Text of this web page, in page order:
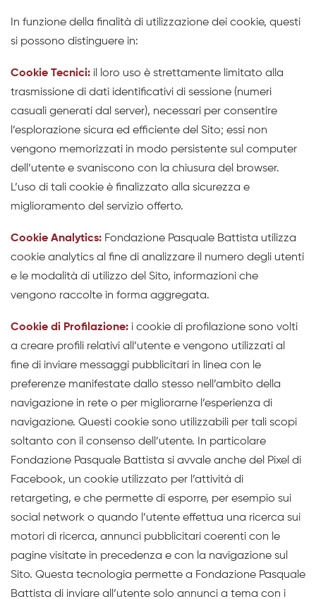
In funzione della finalità di utilizzazione dei cookie, questi
si possono distinguere in:
Cookie Tecnici: il loro uso è strettamente limitato alla
trasmissione di dati identificativi di sessione (numeri
casuali generati dal server), necessari per consentire
l’esplorazione sicura ed efficiente del Sito; essi non
vengono memorizzati in modo persistente sul computer
dell’utente e svaniscono con la chiusura del browser.
L’uso di tali cookie è finalizzato alla sicurezza e
miglioramento del servizio offerto.
Cookie Analytics: Fondazione Pasquale Battista utilizza
cookie analytics al fine di analizzare il numero degli utenti
e le modalità di utilizzo del Sito, informazioni che
vengono raccolte in forma aggregata.
Cookie di Profilazione: i cookie di profilazione sono volti
a creare profili relativi all’utente e vengono utilizzati al
fine di inviare messaggi pubblicitari in linea con le
preferenze manifestate dallo stesso nell’ambito della
navigazione in rete o per migliorarne l’esperienza di
navigazione. Questi cookie sono utilizzabili per tali scopi
soltanto con il consenso dell’utente. In particolare
Fondazione Pasquale Battista si avvale anche del Pixel di
Facebook, un cookie utilizzato per l’attività di
retargeting, e che permette di esporre, per esempio sui
social network o quando l’utente effettua una ricerca sui
motori di ricerca, annunci pubblicitari coerenti con le
pagine visitate in precedenza e con la navigazione sul
Sito. Questa tecnologia permette a Fondazione Pasquale
Battista di inviare all’utente solo annunci a tema con i